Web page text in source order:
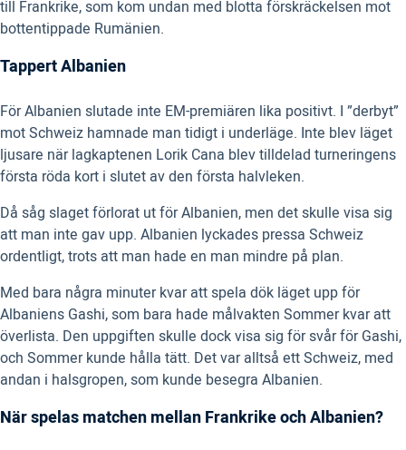
till Frankrike, som kom undan med blotta förskräckelsen mot
bottentippade Rumänien.
Tappert Albanien
För Albanien slutade inte EM-premiären lika positivt. I ”derbyt”
mot Schweiz hamnade man tidigt i underläge. Inte blev läget
ljusare när lagkaptenen Lorik Cana blev tilldelad turneringens
första röda kort i slutet av den första halvleken.
Då såg slaget förlorat ut för Albanien, men det skulle visa sig
att man inte gav upp. Albanien lyckades pressa Schweiz
ordentligt, trots att man hade en man mindre på plan.
Med bara några minuter kvar att spela dök läget upp för
Albaniens Gashi, som bara hade målvakten Sommer kvar att
överlista. Den uppgiften skulle dock visa sig för svår för Gashi,
och Sommer kunde hålla tätt. Det var alltså ett Schweiz, med
andan i halsgropen, som kunde besegra Albanien.
När spelas matchen mellan Frankrike och Albanien?